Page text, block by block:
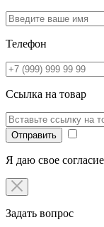
Телефон
Ссылка на товар
Отправить
Я даю свое
Задать вопрос